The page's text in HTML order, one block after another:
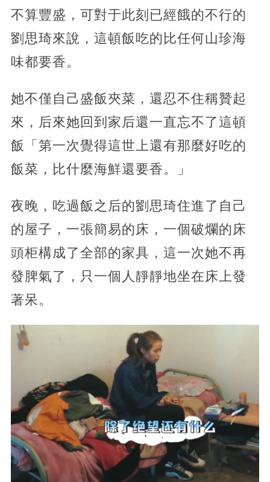
不算豐盛，可對于此刻已經餓的不行的
劉思琦來說，這頓飯吃的比任何山珍海
味都要香。
她不僅自己盛飯夾菜，還忍不住稱贊起
來，后來她回到家后還一直忘不了這頓
飯「第一次覺得這世上還有那麼好吃的
飯菜，比什麼海鮮還要香。」
夜晚，吃過飯之后的劉思琦住進了自己
的屋子，一張簡易的床，一個破爛的床
頭柜構成了全部的家具，這一次她不再
發脾氣了，只一個人靜靜地坐在床上發
著呆。